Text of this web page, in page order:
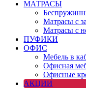
МАТРАСЫ
Матрасы с
Матрасы с
ПУФИКИ
ОФИС
Мебель в
Офисная
Офисные
АКЦИИ